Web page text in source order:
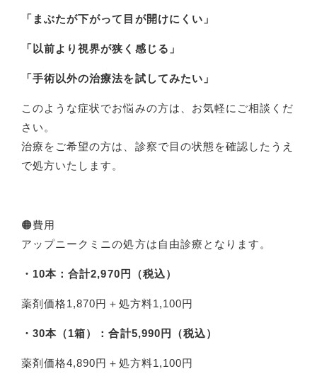
「まぶたが下がって目が開けにくい」
「以前より視界が狭く感じる」
「手術以外の治療法を試してみたい」
このような症状でお悩みの方は、お気軽にご相談くだ
さい。
治療をご希望の方は、診察で目の状態を確認したうえ
で処方いたします。
🟠費用
アップニークミニの処方は自由診療となります。
・10本：合計2,970円（税込）
薬剤価格1,870円＋処方料1,100円
・30本（1箱）：合計5,990円（税込）
薬剤価格4,890円＋処方料1,100円